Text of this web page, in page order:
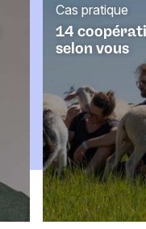
14
selon vous
Cas pratique